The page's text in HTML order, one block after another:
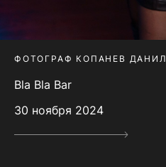
ФОТОГРАФ КОПАНЕВ ДАНИЛ
Bla Bla Bar
30 ноября 2024